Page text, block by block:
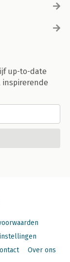
up-to-date
inspirerende
Over ons